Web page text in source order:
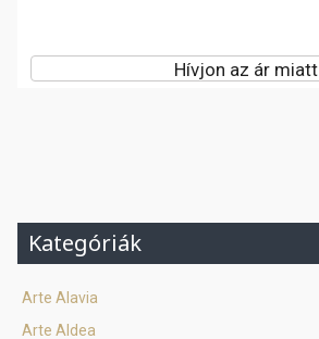
Hívjon az ár miatt
Kategóriák
Arte Alavia
Arte Aldea